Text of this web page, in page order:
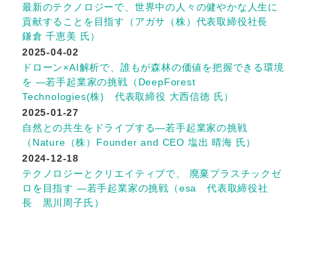
最新のテクノロジーで、世界中の人々の健やかな人生に
貢献することを目指す（アガサ（株）代表取締役社長
鎌倉 千恵美 氏）
2025-04-02
ドローン×AI解析で、誰もが森林の価値を把握できる環境
を ―若手起業家の挑戦（DeepForest
Technologies(株) 代表取締役 大西信徳 氏）
2025-01-27
自然との共生をドライブする―若手起業家の挑戦
（Nature（株）Founder and CEO 塩出 晴海 氏）
2024-12-18
テクノロジーとクリエイティブで、 廃棄プラスチックゼ
ロを目指す ―若手起業家の挑戦（esa 代表取締役社
長 黒川周子氏）